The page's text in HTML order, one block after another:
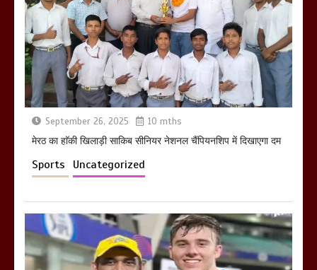
होलिका रखने पर लात मार कर होलिका को किया
तहस नहस,मोहल्ले वालों के साथ की गई गाली
गलोच ,कहा अगर रखी गई होली तो होगा खून
खराबा,
March 11, 2025
September 26, 2025 10 mths
मेरठ का हाॅकी खिलाड़ी साकिब सीनियर नेशनल चैंपियनशिप में दिखाएगा दम
Sports Uncategorized